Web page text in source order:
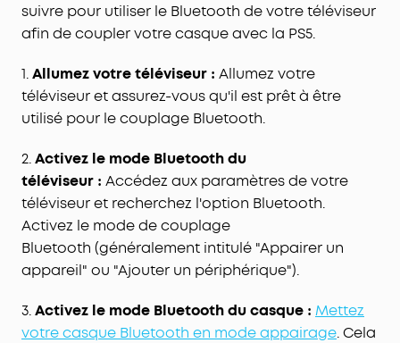
suivre pour utiliser le Bluetooth de votre téléviseur
afin de coupler votre casque avec la PS5.
1.Allumez votre téléviseur : Allumez votre
téléviseur et assurez-vous qu'il est prêt à être
utilisé pour le couplage Bluetooth.
2.Activez le mode Bluetooth du
téléviseur : Accédez aux paramètres de votre
téléviseur et recherchez l'option Bluetooth.
Activez le mode decouplage
Bluetooth (généralement intitulé "Appairer un
appareil" ou "Ajouter un périphérique").
3.Activez le mode Bluetooth du casque : Mettez
votre casque Bluetooth en mode appairage. Cela